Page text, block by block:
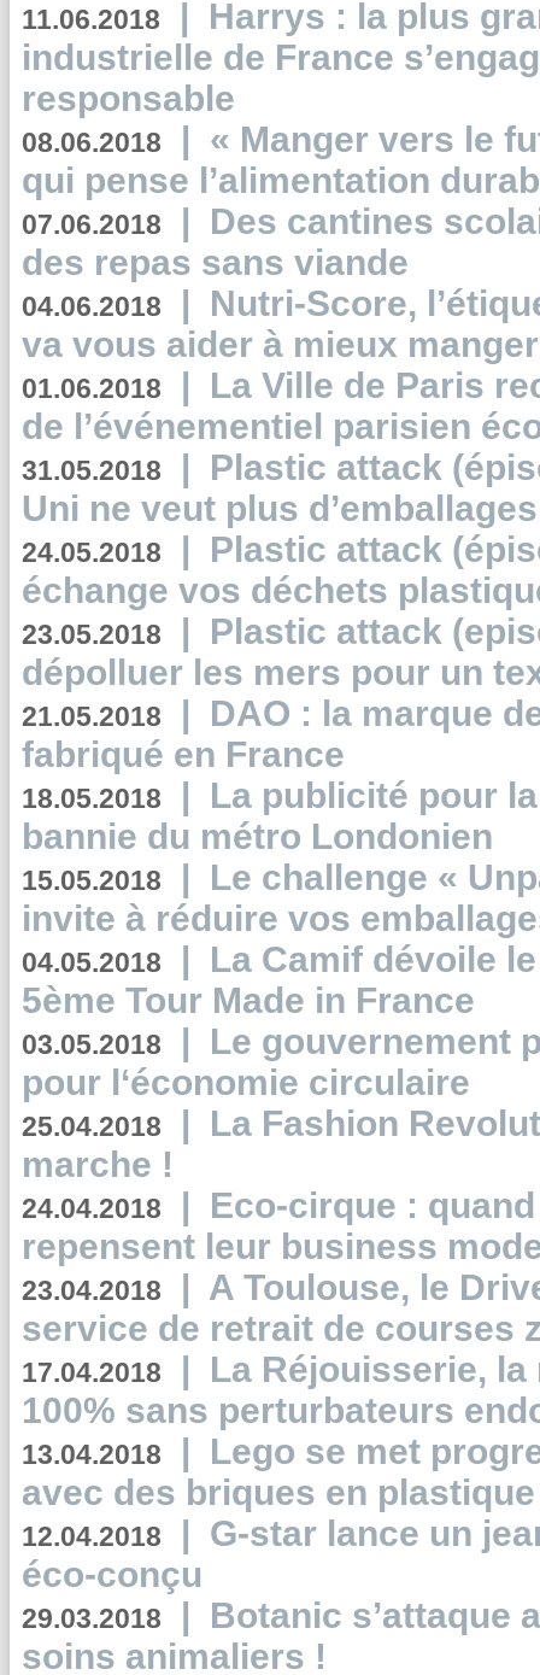
11.06.2018 | Harrys : la plus
industrielle de France
responsable
08.06.2018 | « Manger vers le
qui pense l’alimentation
07.06.2018 | Des cantines
des repas sans viande
04.06.2018 | Nutri-Score,
va vous aider à mieux
01.06.2018 | La Ville de Paris
de l’événementiel parisien
31.05.2018 | Plastic attack
Uni ne veut plus
24.05.2018 | Plastic attack
échange vos déchets
23.05.2018 | Plastic attack
dépolluer les mers pour un
21.05.2018 | DAO : la marque
fabriqué en France
18.05.2018 | La publicité pour
bannie du métro Londonien
15.05.2018 | Le challenge «
invite à réduire vos
04.05.2018 | La Camif dévoile
5ème Tour Made in France
03.05.2018 | Le gouvernement
pour l‘économie circulaire
25.04.2018 | La Fashion
marche !
24.04.2018 | Eco-cirque :
repensent leur business
23.04.2018 | A Toulouse, le
service de retrait de courses
17.04.2018 | La Réjouisserie,
100% sans perturbateurs
13.04.2018 | Lego se met
avec des briques en
12.04.2018 | G-star lance un
éco-conçu
29.03.2018 | Botanic s’attaque
soins animaliers !